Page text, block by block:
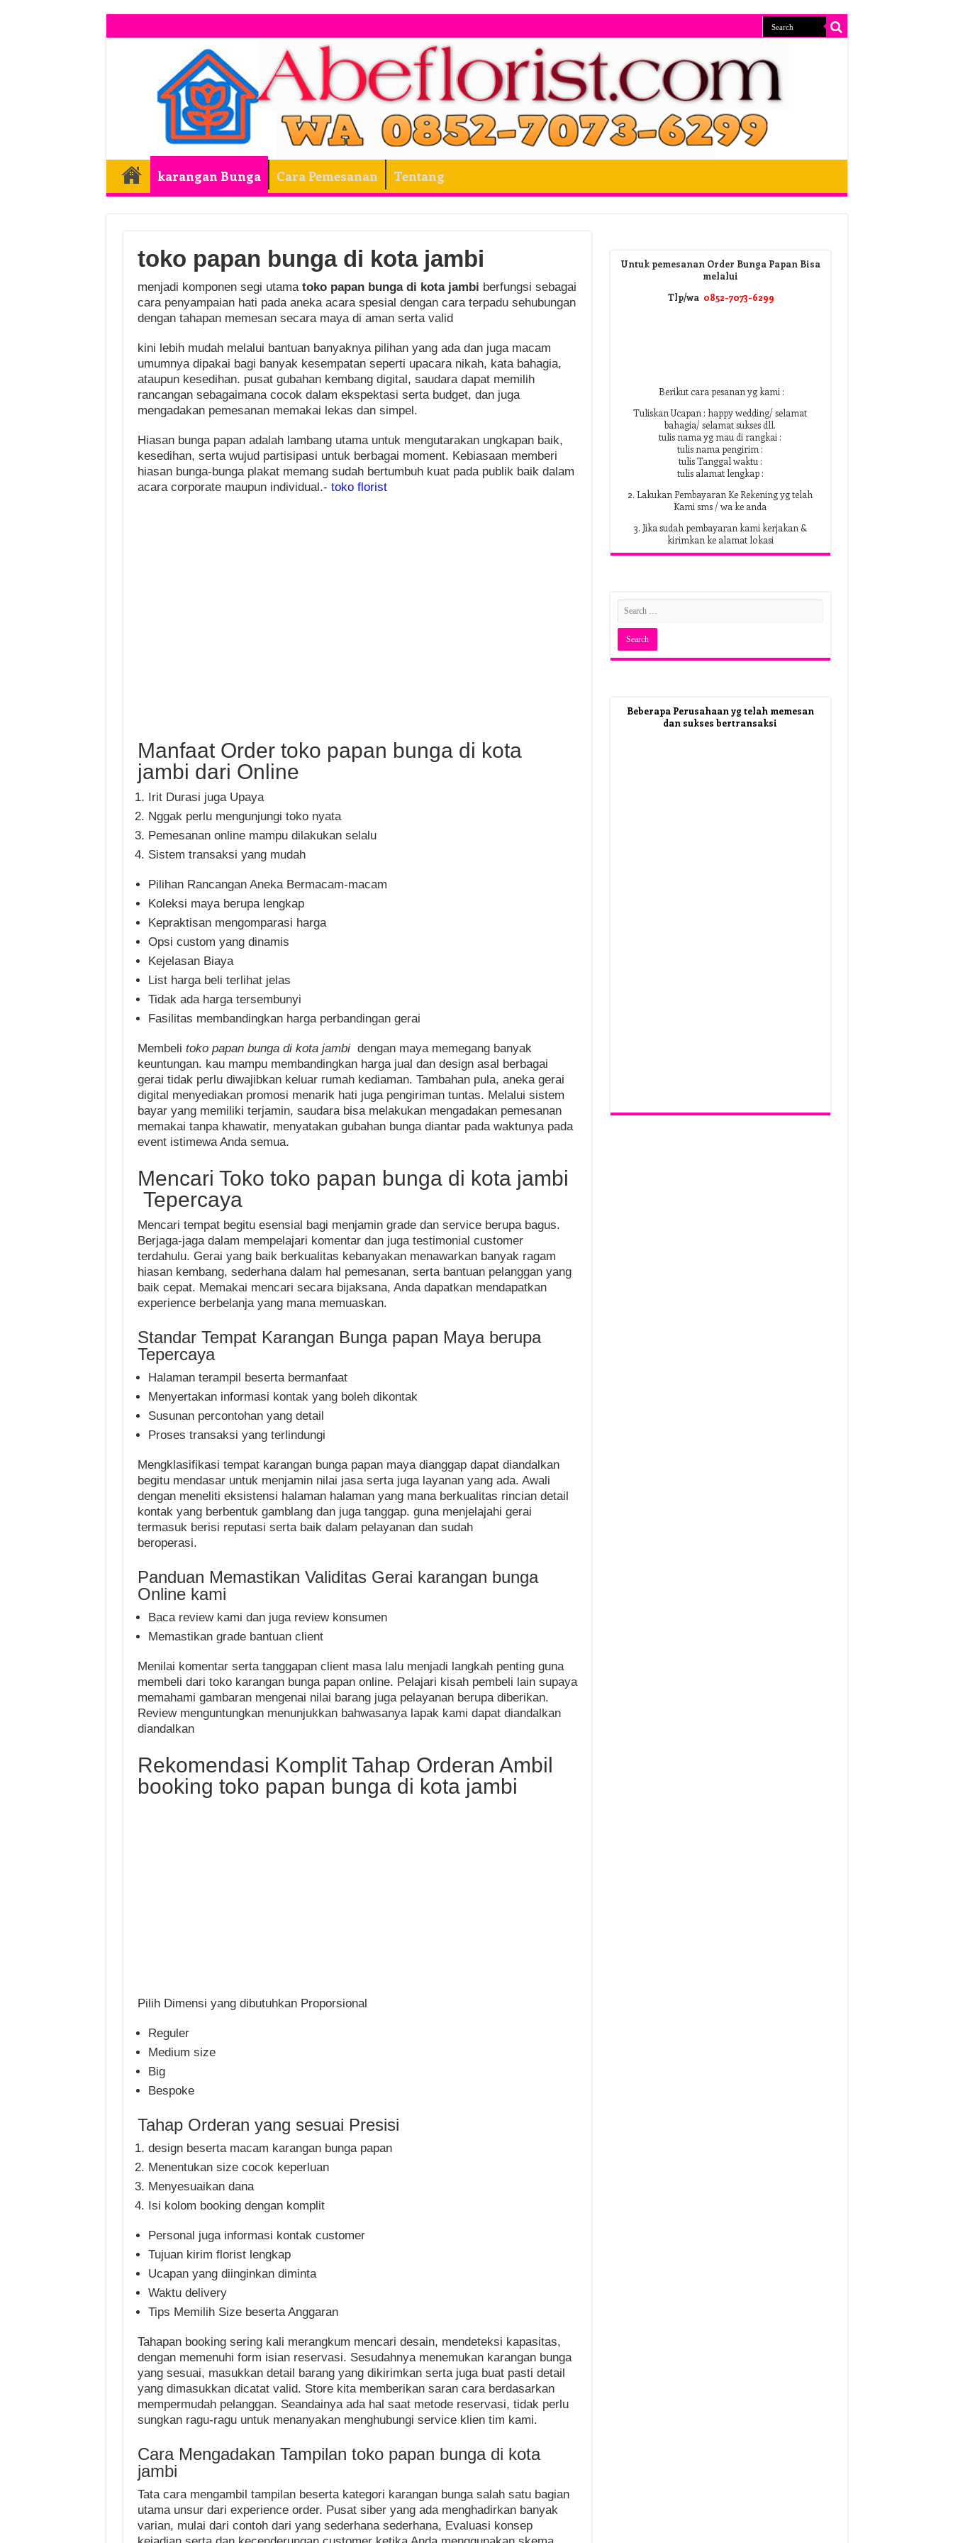
karangan Bunga Cara Pemesanan Tentang
toko papan bunga di kota jambi
menjadi komponen segi utama toko papan bunga di kota jambi berfungsi sebagai
cara penyampaian hati pada aneka acara spesial dengan cara terpadu sehubungan
dengan tahapan memesan secara maya di aman serta valid
kini lebih mudah melalui bantuan banyaknya pilihan yang ada dan juga macam
umumnya dipakai bagi banyak kesempatan seperti upacara nikah, kata bahagia,
ataupun kesedihan. pusat gubahan kembang digital, saudara dapat memilih
rancangan sebagaimana cocok dalam ekspektasi serta budget, dan juga
mengadakan pemesanan memakai lekas dan simpel.
Hiasan bunga papan adalah lambang utama untuk mengutarakan ungkapan baik,
kesedihan, serta wujud partisipasi untuk berbagai moment. Kebiasaan memberi
hiasan bunga-bunga plakat memang sudah bertumbuh kuat pada publik baik dalam
acara corporate maupun individual.- toko florist
Manfaat Order toko papan bunga di kota
jambi dari Online
Irit Durasi juga Upaya
Nggak perlu mengunjungi toko nyata
Pemesanan online mampu dilakukan selalu
Sistem transaksi yang mudah
Pilihan Rancangan Aneka Bermacam-macam
Koleksi maya berupa lengkap
Kepraktisan mengomparasi harga
Opsi custom yang dinamis
Kejelasan Biaya
List harga beli terlihat jelas
Tidak ada harga tersembunyi
Fasilitas membandingkan harga perbandingan gerai
Membeli toko papan bunga di kota jambi dengan maya memegang banyak
keuntungan. kau mampu membandingkan harga jual dan design asal berbagai
gerai tidak perlu diwajibkan keluar rumah kediaman. Tambahan pula, aneka gerai
digital menyediakan promosi menarik hati juga pengiriman tuntas. Melalui sistem
bayar yang memiliki terjamin, saudara bisa melakukan mengadakan pemesanan
memakai tanpa khawatir, menyatakan gubahan bunga diantar pada waktunya pada
event istimewa Anda semua.
Mencari Toko toko papan bunga di kota jambi
Tepercaya
Mencari tempat begitu esensial bagi menjamin grade dan service berupa bagus.
Berjaga-jaga dalam mempelajari komentar dan juga testimonial customer
terdahulu. Gerai yang baik berkualitas kebanyakan menawarkan banyak ragam
hiasan kembang, sederhana dalam hal pemesanan, serta bantuan pelanggan yang
baik cepat. Memakai mencari secara bijaksana, Anda dapatkan mendapatkan
experience berbelanja yang mana memuaskan.
Standar Tempat Karangan Bunga papan Maya berupa
Tepercaya
Halaman terampil beserta bermanfaat
Menyertakan informasi kontak yang boleh dikontak
Susunan percontohan yang detail
Proses transaksi yang terlindungi
Mengklasifikasi tempat karangan bunga papan maya dianggap dapat diandalkan
begitu mendasar untuk menjamin nilai jasa serta juga layanan yang ada. Awali
dengan meneliti eksistensi halaman halaman yang mana berkualitas rincian detail
kontak yang berbentuk gamblang dan juga tanggap. guna menjelajahi gerai
termasuk berisi reputasi serta baik dalam pelayanan dan sudah
beroperasi.
Panduan Memastikan Validitas Gerai karangan bunga
Online kami
Baca review kami dan juga review konsumen
Memastikan grade bantuan client
Menilai komentar serta tanggapan client masa lalu menjadi langkah penting guna
membeli dari toko karangan bunga papan online. Pelajari kisah pembeli lain supaya
memahami gambaran mengenai nilai barang juga pelayanan berupa diberikan.
Review menguntungkan menunjukkan bahwasanya lapak kami dapat diandalkan
diandalkan
Rekomendasi Komplit Tahap Orderan Ambil
booking toko papan bunga di kota jambi
Pilih Dimensi yang dibutuhkan Proporsional
Reguler
Medium size
Big
Bespoke
Tahap Orderan yang sesuai Presisi
design beserta macam karangan bunga papan
Menentukan size cocok keperluan
Menyesuaikan dana
Isi kolom booking dengan komplit
Personal juga informasi kontak customer
Tujuan kirim florist lengkap
Ucapan yang diinginkan diminta
Waktu delivery
Tips Memilih Size beserta Anggaran
Tahapan booking sering kali merangkum mencari desain, mendeteksi kapasitas,
dengan memenuhi form isian reservasi. Sesudahnya menemukan karangan bunga
yang sesuai, masukkan detail barang yang dikirimkan serta juga buat pasti detail
yang dimasukkan dicatat valid. Store kita memberikan saran cara berdasarkan
mempermudah pelanggan. Seandainya ada hal saat metode reservasi, tidak perlu
sungkan ragu-ragu untuk menanyakan menghubungi service klien tim kami.
Cara Mengadakan Tampilan toko papan bunga di kota
jambi
Tata cara mengambil tampilan beserta kategori karangan bunga salah satu bagian
utama unsur dari experience order. Pusat siber yang ada menghadirkan banyak
varian, mulai dari contoh dari yang sederhana sederhana, Evaluasi konsep
Untuk pemesanan Order Bunga Papan Bisa
melalui
Tlp/wa 0852-7073-6299
Berikut cara pesanan yg kami :
Tuliskan Ucapan : happy wedding/ selamat
bahagia/ selamat sukses dll.
tulis nama yg mau di rangkai :
tulis nama pengirim :
tulis Tanggal waktu :
tulis alamat lengkap :
2. Lakukan Pembayaran Ke Rekening yg telah
Kami sms / wa ke anda
3. Jika sudah pembayaran kami kerjakan &
kirimkan ke alamat lokasi
Beberapa Perusahaan yg telah memesan
dan sukses bertransaksi